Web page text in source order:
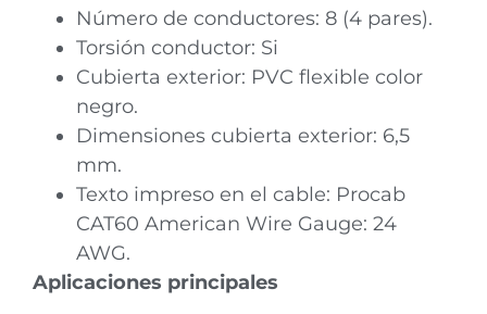
Número de conductores: 8 (4 pares).
Torsión conductor: Si
Cubierta exterior: PVC flexible color
negro.
Dimensiones cubierta exterior: 6,5
mm.
Texto impreso en el cable: Procab
CAT60 American Wire Gauge: 24
AWG.
Aplicaciones principales